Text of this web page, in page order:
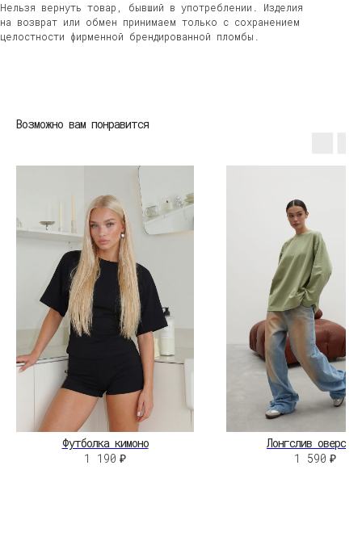
Нельзя вернуть товар, бывший в употреблении. Изделия
на возврат или обмен принимаем только с сохранением
целостности фирменной брендированной пломбы.
Возможно вам понравится
Футболка кимоно
1 190 ₽
Лонгслив
1 590 ₽
ВОПРОСЫ И ОТВЕТЫ
УХОД ЗА ИЗДЕЛИЯМИ
НЕЛЬЗЯГРАМ
ВКОНТАКТЕ
О БРЕНДЕ
©2026 Revati.
Все права защищены
Разработка сайта: А.Юргина
Юридические документы